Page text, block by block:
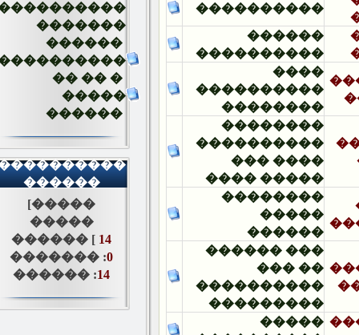
����������
�������
������
����������
�� �� �
�����
������
����������
������
[�����
�����
������ [
������� :
������ :
����������
������
����������
����
����������
��������
��������
����������
���� ���
����� ����
��������
�����
������
��� ������
�� ���
����������
���������
�����